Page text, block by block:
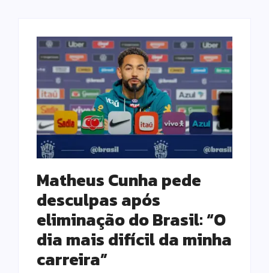
Matheus Cunha pede
desculpas após
eliminação do Brasil: “O
dia mais difícil da minha
carreira”